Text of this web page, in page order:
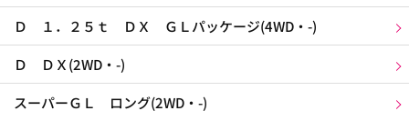
Ｄ １．２５ｔ ＤＸ ＧＬパッケージ(4WD・-)
Ｄ ＤＸ(2WD・-)
スーパーＧＬ ロング(2WD・-)